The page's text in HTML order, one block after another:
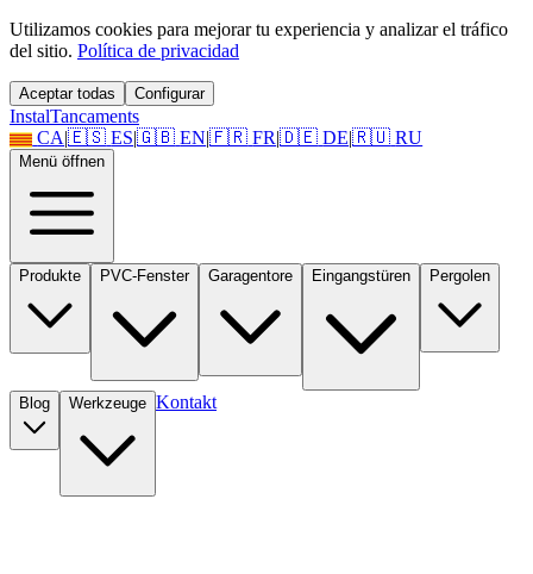
Utilizamos cookies para mejorar tu experiencia y analizar el tráfico
del sitio. Política de privacidad
Aceptar todas Configurar
InstalTancaments
CA|🇪🇸 ES|🇬🇧 EN|🇫🇷 FR|🇩🇪 DE|🇷🇺 RU
Menü öffnen
Produkte PVC-Fenster Garagentore Eingangstüren Pergolen
Blog Werkzeuge Kontakt